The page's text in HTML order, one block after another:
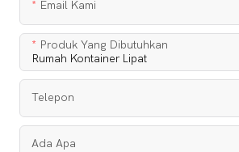
Email Kami
Produk Yang Dibutuhkan
Telepon
Ada Apa